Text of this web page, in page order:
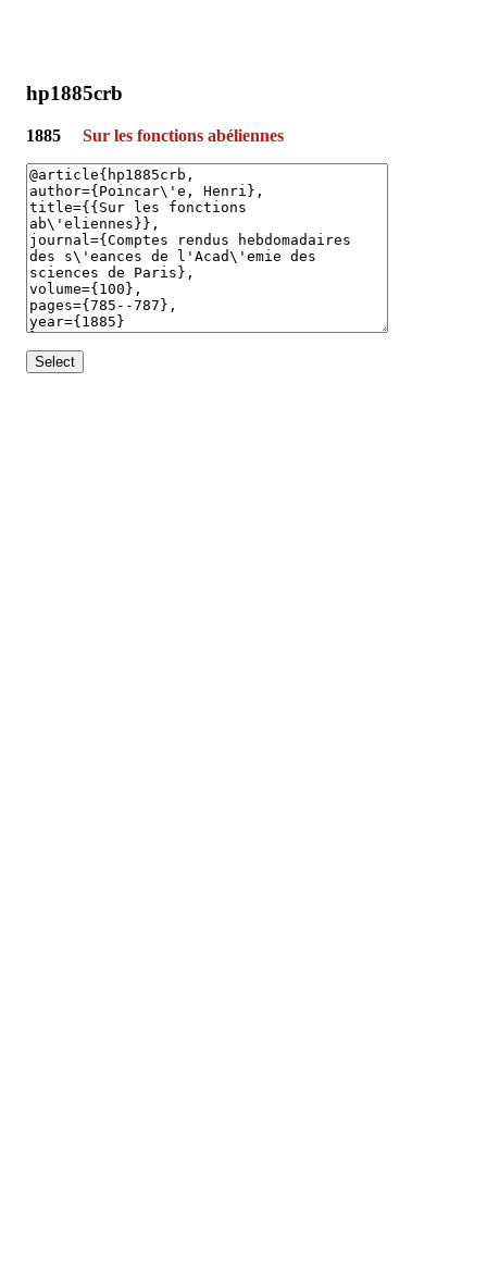
hp1885crb
1885 Sur les fonctions abéliennes
Select